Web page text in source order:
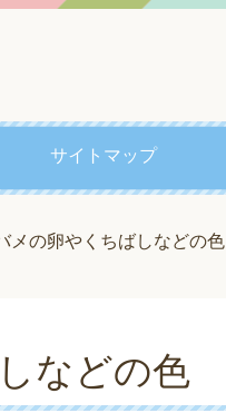
サイトマップ
メの卵やくちばしなどの色
などの色